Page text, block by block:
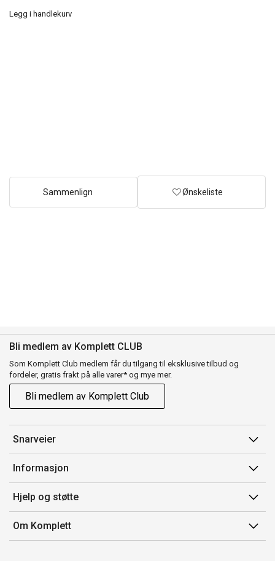
Legg i handlekurv
Sammenlign Ønskeliste
Bli medlem av Komplett CLUB
Som Komplett Club medlem får du tilgang til eksklusive tilbud og
fordeler, gratis frakt på alle varer* og mye mer.
Bli medlem av Komplett Club
Snarveier
Min side
Ordreoversikt
Flex
Komplett Club
Informasjon
Salgsbetingelser
Medlemsvilkår for Komplett Club
Merker/produsent
Hjelp og støtte
Kontakt oss
Kundeservice
Om Komplett